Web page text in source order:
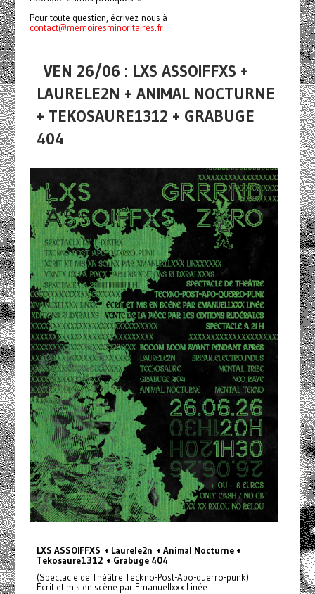
Pour toute question, écrivez-nous à
contact@memoiresminoritaires.fr
VEN 26/06 : LXS ASSOIFFXS +
LAURELE2N + ANIMAL NOCTURNE
+ TEKOSAURE1312 + GRABUGE
404
LXS ASSOIFFXS + Laurele2n + Animal Nocturne +
Tekosaure1312 + Grabuge 404
(Spectacle de Théâtre Teckno-Post-Apo-querro-punk)
Écrit et mis en scène par Emanuellxxx Linée